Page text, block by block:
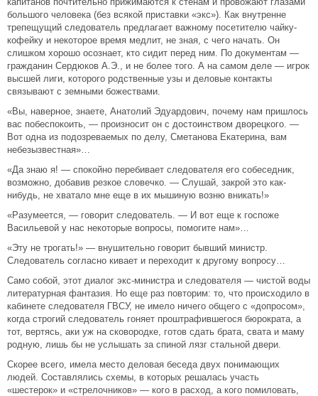
большого человека (без всякой приставки «экс»). Как внутренне
трепещущий следователь предлагает важному посетителю чайку-
кофейку и некоторое время медлит, не зная, с чего начать. Он
слишком хорошо осознает, кто сидит перед ним. По документам —
гражданин Сердюков А.Э., и не более того. А на самом деле — игрок
высшей лиги, которого родственные узы и деловые контакты
связывают с земными божествами.
«Вы, наверное, знаете, Анатолий Эдуардович, почему нам пришлось
вас побеспокоить, — произносит он с достоинством дворецкого. —
Вот одна из подозреваемых по делу, Сметанова Екатерина, вам
небезызвестная»…
«Да знаю я! — спокойно перебивает следователя его собеседник,
возможно, добавив резкое словечко. — Слушай, закрой это как-
нибудь, не хватало мне еще в их мышиную возню вникать!»
«Разумеется, — говорит следователь. — И вот еще к госпоже
Васильевой у нас некоторые вопросы, помогите нам»…
«Эту не трогать!» — внушительно говорит бывший министр.
Следователь согласно кивает и переходит к другому вопросу…
Само собой, этот диалог экс-министра и следователя — чистой воды
литературная фантазия. Но еще раз повторим: то, что происходило в
кабинете следователя ГВСУ, не имело ничего общего с «допросом»,
когда строгий следователь гоняет проштрафившегося бюрократа, а
тот, вертясь, аки уж на сковородке, готов сдать брата, свата и маму
родную, лишь бы не услышать за спиной лязг стальной двери.
Скорее всего, имела место деловая беседа двух понимающих
людей. Составлялись схемы, в которых решалась участь
«шестерок» и «стрелочников» — кого в расход, а кого помиловать,